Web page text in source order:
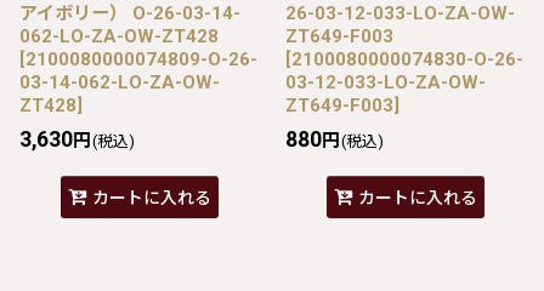
アイボリー） O-26-03-14-
062-LO-ZA-OW-ZT428
[2100080000074809-O-26-
03-14-062-LO-ZA-OW-
ZT428]
3,630円 (税込)
カートに入れる
26-03-12-033-LO-ZA-OW-
ZT649-F003
[2100080000074830-O-26-
03-12-033-LO-ZA-OW-
ZT649-F003]
880円 (税込)
カートに入れる